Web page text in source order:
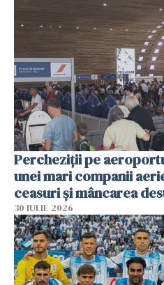
Percheziții pe
unei mari companii
ceasuri și mâncarea
30 IULIE 2026